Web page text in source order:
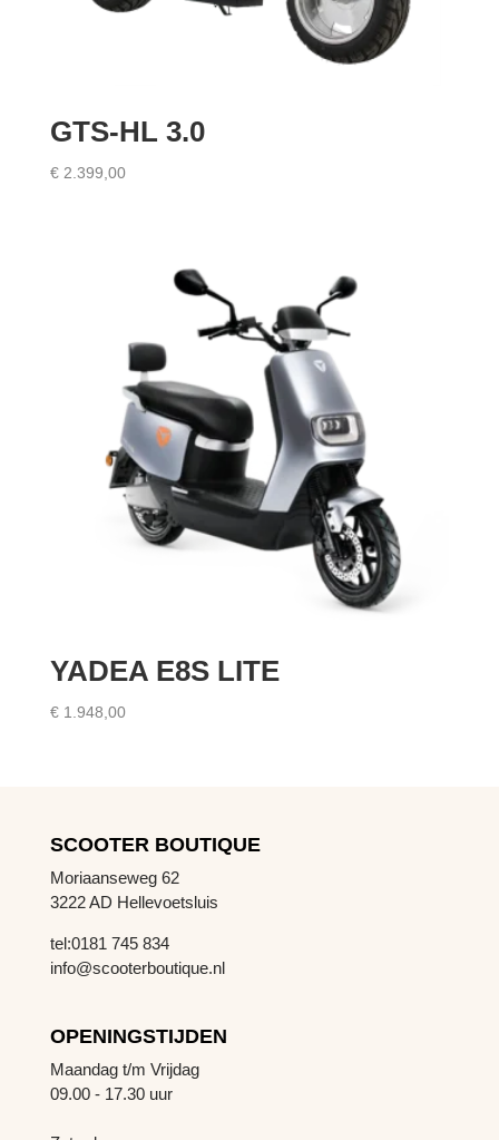
GTS-HL 3.0
€2.399,00
YADEA E8S LITE
€1.948,00
SCOOTER BOUTIQUE
Moriaanseweg 62
3222 AD Hellevoetsluis
tel:0181 745 834
info@scooterboutique.nl
OPENINGSTIJDEN
Maandag t/m Vrijdag
09.00 - 17.30 uur